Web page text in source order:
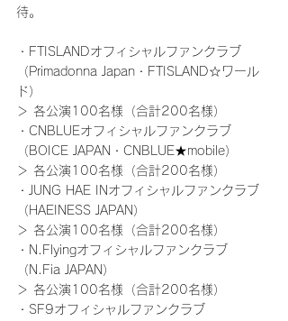
待。
・FTISLANDオフィシャルファンクラブ
（Primadonna Japan・FTISLAND☆ワール
ド）
＞ 各公演100名様（合計200名様）
・CNBLUEオフィシャルファンクラブ
（BOICE JAPAN・CNBLUE★mobile）
＞ 各公演100名様（合計200名様）
・JUNG HAE INオフィシャルファンクラブ
（HAEINESS JAPAN）
＞ 各公演100名様（合計200名様）
・N.Flyingオフィシャルファンクラブ
（N.Fia JAPAN）
＞ 各公演100名様（合計200名様）
・SF9オフィシャルファンクラブ